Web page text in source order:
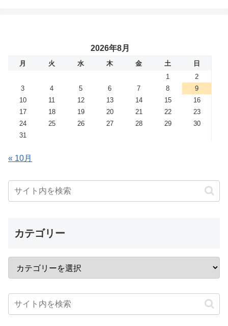
2026年8月
月 火 水 木 金 土
日
1
2
3
4 5 6 7 8
9
10
11 12 13 14 15
16
17
18 19 20 21 22
23
24
25 26 27 28 29
30
31
« 10月
カテゴリー